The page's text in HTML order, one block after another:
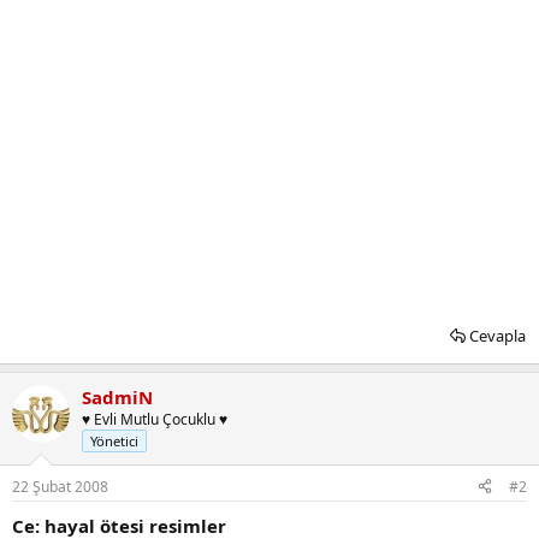
Cevapla
SadmiN
♥ Evli Mutlu Çocuklu ♥
Yönetici
22 Şubat 2008 #2
Ce: hayal ötesi resimler